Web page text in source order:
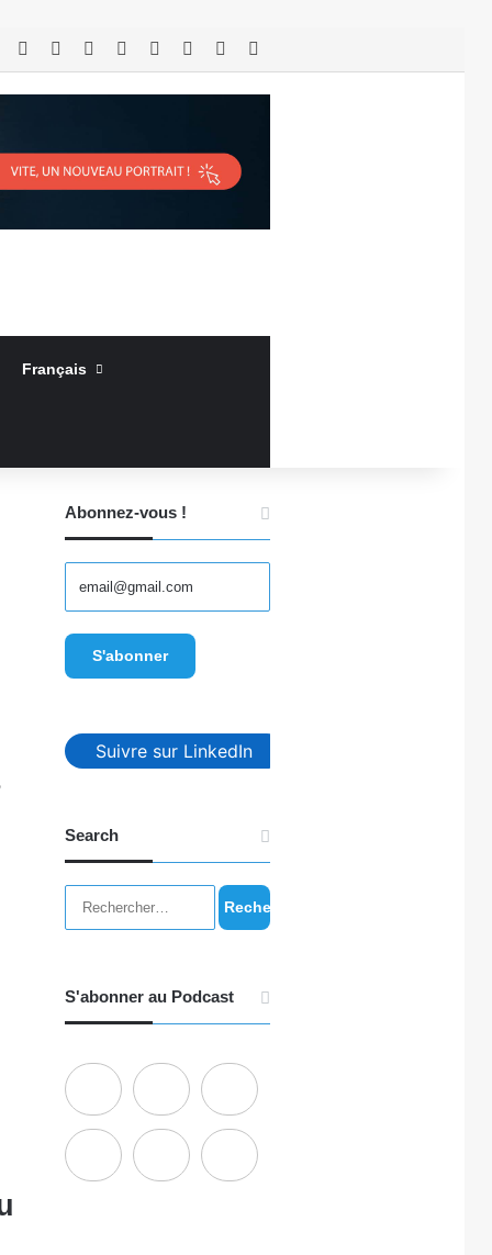
RSS Facebook LinkedinYouTubeConnexionArticle Aléatoire
Français
Abonnez-vous !
Suivre sur LinkedIn
Search
Rechercher :
S'abonner au Podcast